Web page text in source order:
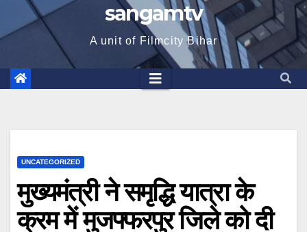
sangamtv
A unit of Filmcity Bihar
UNCATEGORIZED
मुख्यमंत्री ने समृद्धि यात्रा के
क्रम में मुजफ्फरपुर जिले को दी